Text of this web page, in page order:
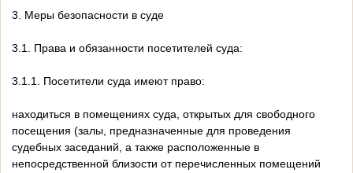
3. Меры безопасности в суде
3.1. Права и обязанности посетителей суда:
3.1.1. Посетители суда имеют право:
находиться в помещениях суда, открытых для свободного
посещения (залы, предназначенные для проведения
судебных заседаний, а также расположенные в
непосредственной близости от перечисленных помещений